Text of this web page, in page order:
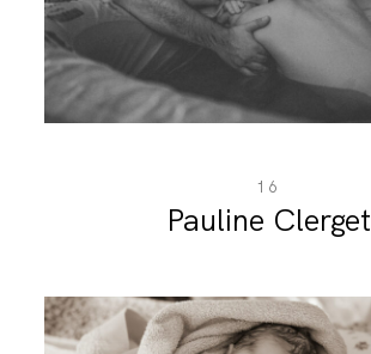
BLOG
16
Pauline Clerget